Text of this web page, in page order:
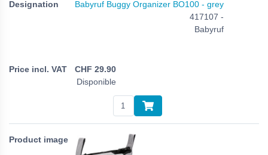
Babyruf Buggy Organizer BO100 - grey
417107 -
Babyruf
CHF 29.90
Disponible